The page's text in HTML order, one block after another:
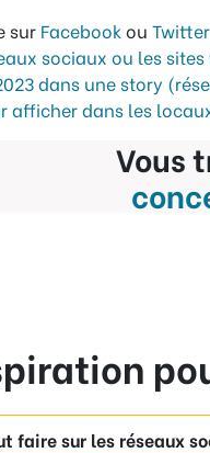
sur Facebookou Twitter
sociaux ou les sites
dans une story
afficher dans les
Vous
faire sur les réseaux